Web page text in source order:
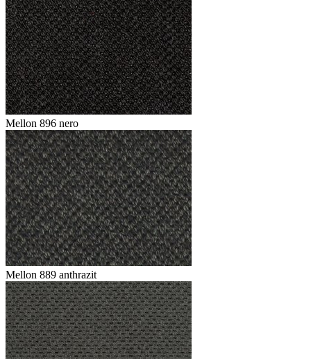
Mellon 896 nero
Mellon 889 anthrazit